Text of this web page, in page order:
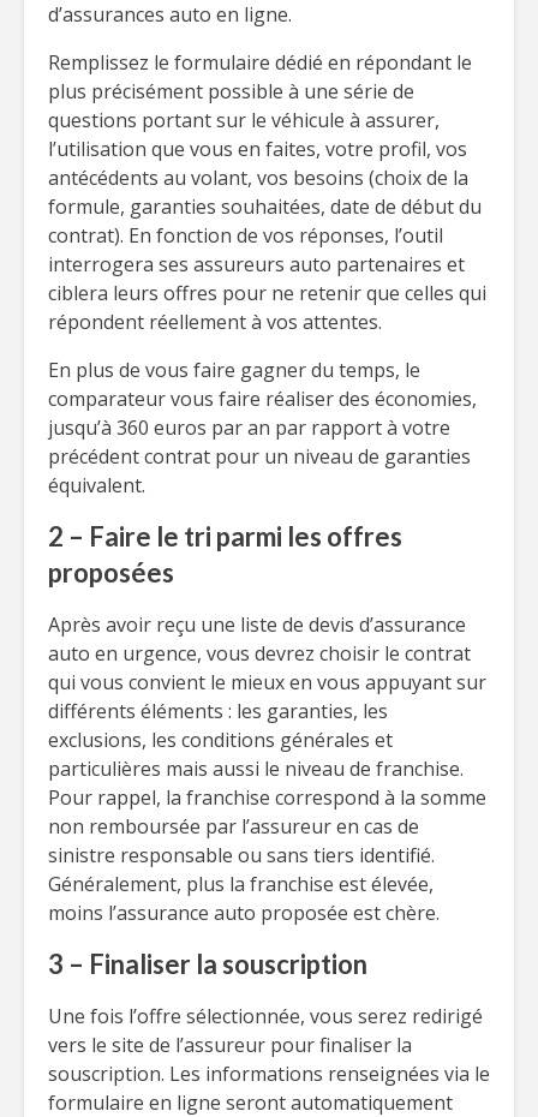
d’assurances auto en ligne.
Remplissez le formulaire dédié en répondant le
plus précisément possible à une série de
questions portant sur le véhicule à assurer,
l’utilisation que vous en faites, votre profil, vos
antécédents au volant, vos besoins (choix de la
formule, garanties souhaitées, date de début du
contrat). En fonction de vos réponses, l’outil
interrogera ses assureurs auto partenaires et
ciblera leurs offres pour ne retenir que celles qui
répondent réellement à vos attentes.
En plus de vous faire gagner du temps, le
comparateur vous faire réaliser des économies,
jusqu’à 360 euros par an par rapport à votre
précédent contrat pour un niveau de garanties
équivalent.
2 – Faire le tri parmi les offres
proposées
Après avoir reçu une liste de devis d’assurance
auto en urgence, vous devrez choisir le contrat
qui vous convient le mieux en vous appuyant sur
différents éléments : les garanties, les
exclusions, les conditions générales et
particulières mais aussi le niveau de franchise.
Pour rappel, la franchise correspond à la somme
non remboursée par l’assureur en cas de
sinistre responsable ou sans tiers identifié.
Généralement, plus la franchise est élevée,
moins l’assurance auto proposée est chère.
3 – Finaliser la souscription
Une fois l’offre sélectionnée, vous serez redirigé
vers le site de l’assureur pour finaliser la
souscription. Les informations renseignées via le
formulaire en ligne seront automatiquement